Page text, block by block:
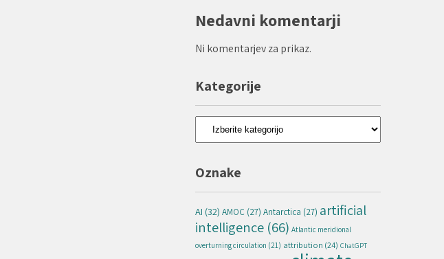
Nedavni komentarji
Ni komentarjev za prikaz.
Kategorije
Kategorije
Oznake
AI (32) AMOC (27) Antarctica (27) artificial
intelligence (66) Atlantic meridional
overturning circulation (21) attribution (24) ChatGPT